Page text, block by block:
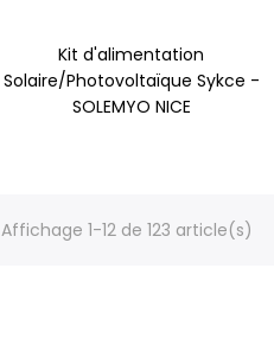
Kit d'alimentation
Solaire/Photovoltaïque Sykce -
SOLEMYO NICE
Affichage 1-12 de 123 article(s)